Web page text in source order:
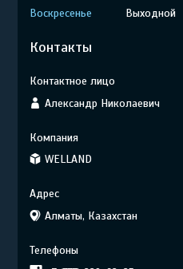
Воскресенье
Выходной
Контакты
Александр Николаевич
WELLAND
Алматы, Казахстан